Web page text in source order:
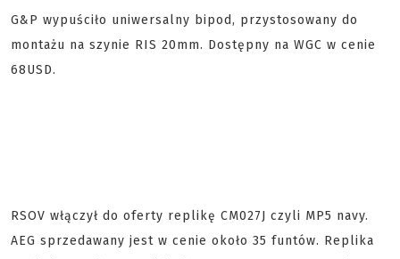
G&P wypuściło uniwersalny bipod, przystosowany do
montażu na szynie RIS 20mm. Dostępny na WGC w cenie
68USD.
RSOV włączył do oferty replikę CM027J czyli MP5 navy.
AEG sprzedawany jest w cenie około 35 funtów. Replika